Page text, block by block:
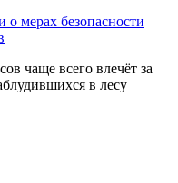
о мерах безопасности
чаще всего влечёт за
в лесу